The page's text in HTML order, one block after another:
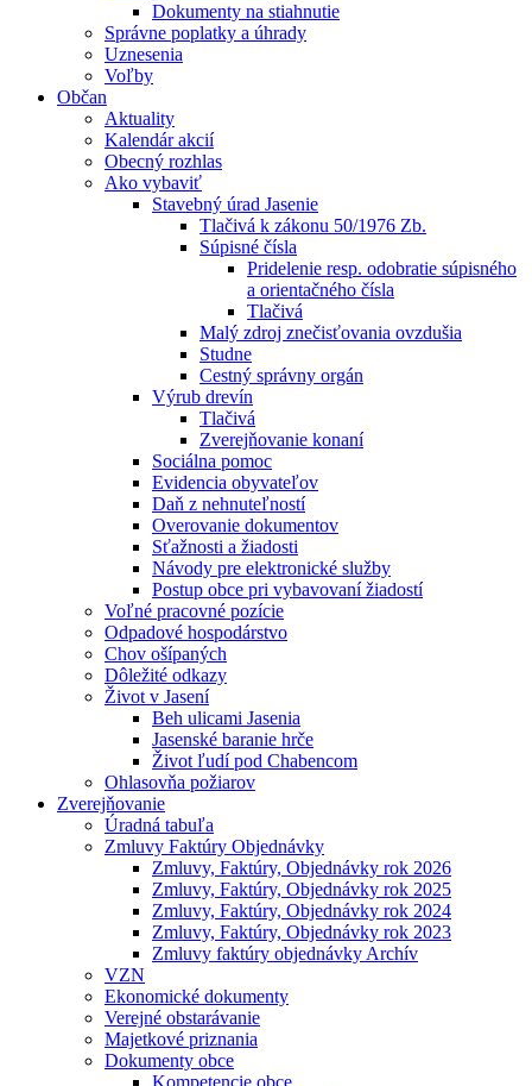
Dokumenty na stiahnutie
Správne poplatky a úhrady
Uznesenia
Voľby
Občan
Aktuality
Kalendár akcií
Obecný rozhlas
Ako vybaviť
Stavebný úrad Jasenie
Tlačivá k zákonu 50/1976 Zb.
Súpisné čísla
Pridelenie resp. odobratie súpisného
a orientačného čísla
Tlačivá
Malý zdroj znečisťovania ovzdušia
Studne
Cestný správny orgán
Výrub drevín
Tlačivá
Zverejňovanie konaní
Sociálna pomoc
Evidencia obyvateľov
Daň z nehnuteľností
Overovanie dokumentov
Sťažnosti a žiadosti
Návody pre elektronické služby
Postup obce pri vybavovaní žiadostí
Voľné pracovné pozície
Odpadové hospodárstvo
Chov ošípaných
Dôležité odkazy
Život v Jasení
Beh ulicami Jasenia
Jasenské baranie hrče
Život ľudí pod Chabencom
Ohlasovňa požiarov
Zverejňovanie
Úradná tabuľa
Zmluvy Faktúry Objednávky
Zmluvy, Faktúry, Objednávky rok 2026
Zmluvy, Faktúry, Objednávky rok 2025
Zmluvy, Faktúry, Objednávky rok 2024
Zmluvy, Faktúry, Objednávky rok 2023
Zmluvy faktúry objednávky Archív
VZN
Ekonomické dokumenty
Verejné obstarávanie
Majetkové priznania
Dokumenty obce
Kompetencie obce